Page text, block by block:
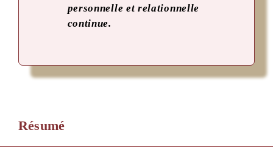
personnelle et relationnelle
continue.
Résumé